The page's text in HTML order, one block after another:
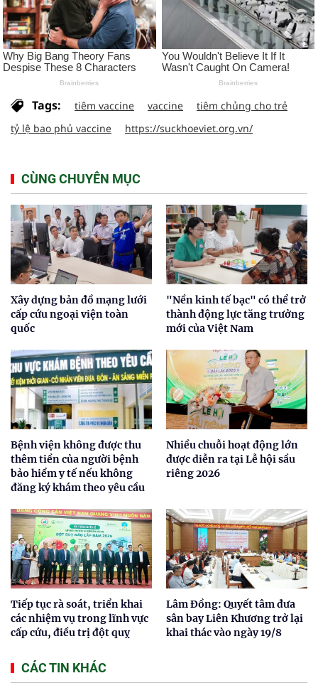
Tags: tiêm vaccine vaccine
tiêm chủng cho trẻ
tỷ lệ bao phủ vaccine
https://suckhoeviet.org.vn/
CÙNG CHUYÊN MỤC
Xây dựng bản đồ mạng lưới
cấp cứu ngoại viện toàn
quốc
"Nền kinh tế bạc" có thể trở
thành động lực tăng trưởng
mới của Việt Nam
Bệnh viện không được thu
thêm tiền của người bệnh
bảo hiểm y tế nếu không
đăng ký khám theo yêu cầu
Nhiều chuỗi hoạt động lớn
được diễn ra tại Lễ hội sầu
riêng 2026
Tiếp tục rà soát, triển khai
các nhiệm vụ trong lĩnh vực
cấp cứu, điều trị đột quỵ
Lâm Đồng: Quyết tâm đưa
sân bay Liên Khương trở lại
khai thác vào ngày 19/8
CÁC TIN KHÁC